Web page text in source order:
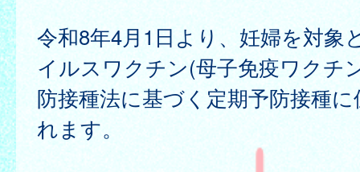
令和8年4月1日より、妊婦を対象
イルスワクチン(母子免疫ワクチ
防接種法に基づく定期予防接種
れます。